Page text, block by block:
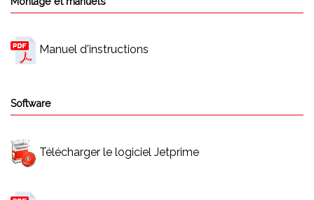
Manuel d'instructions
Software
Télécharger le logiciel Jetprime